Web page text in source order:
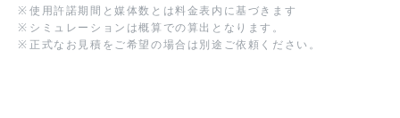
※ 使用許諾期間と媒体数とは料金表内に基づきます
※ シミュレーションは概算での算出となります。
※ 正式なお見積をご希望の場合は別途ご依頼ください。